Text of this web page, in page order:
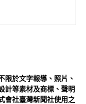
限於文字報導、照片、
計等素材及商標、聲明
會社臺灣新聞社使用之